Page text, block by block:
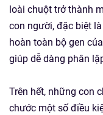
loài chuột trở thành
con người, đặc biệt
hoàn toàn bộ gen
giúp dễ dàng phân
Trên hết, những con
chước một số điều